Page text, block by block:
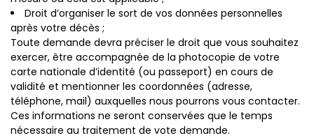
Droit d’organiser le sort de vos données personnelles
après votre décès ;
Toute demande devra préciser le droit que vous souhaitez
exercer, être accompagnée de la photocopie de votre
carte nationale d’identité (ou passeport) en cours de
validité et mentionner les coordonnées (adresse,
téléphone, mail) auxquelles nous pourrons vous contacter.
Ces informations ne seront conservées que le temps
nécessaire au traitement de vote demande.